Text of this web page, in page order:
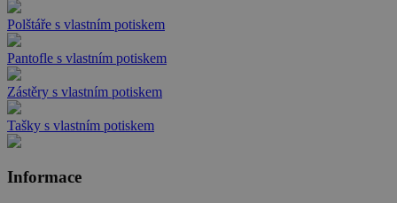
Polštáře s vlastním potiskem
Pantofle s vlastním potiskem
Zástěry s vlastním potiskem
Tašky s vlastním potiskem
Informace